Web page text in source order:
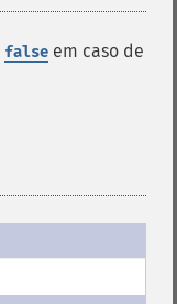
false em caso de